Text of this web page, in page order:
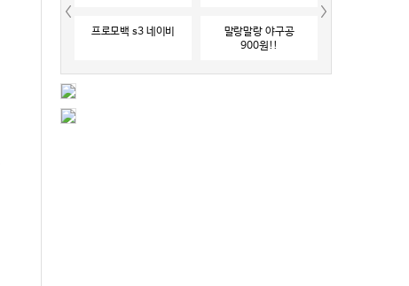
프로모백 s3 네이비
말랑말랑 야구공
900원!!